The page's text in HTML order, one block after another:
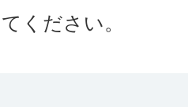
ください。